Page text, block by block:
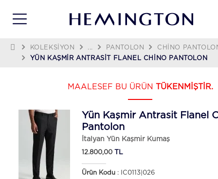
KOLEKSIYON ... PANTOLON
CHINO
YÜN KAŞMIR ANTRASIT FLANEL CHINO PANTOLON
MAALESEF BU ÜRÜN TÜKENMİŞTİR.
Yün Kaşmir Antrasit Flanel
Pantolon
İtalyan Yün Kaşmir Kumaş
12.800,00 TL
Ürün Kodu : IC0113|026